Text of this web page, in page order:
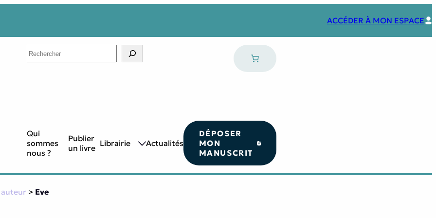
ACCÉDER À MON ESPACE
Search
Qui
sommes
nous ?
Publier
un livre Librairie Actualités
DÉPOSER
MON
MANUSCRIT
auteur > Eve